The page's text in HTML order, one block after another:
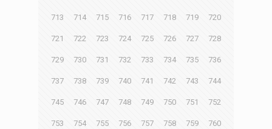
713 714 715 716 717 718 719 720
721 722 723 724 725 726 727 728
729 730 731 732 733 734 735 736
737 738 739 740 741 742 743 744
745 746 747 748 749 750 751 752
753 754 755 756 757 758 759 760